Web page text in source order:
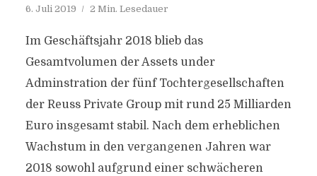
6. Juli 2019 2 Min. Lesedauer
Im Geschäftsjahr 2018 blieb das
Gesamtvolumen der Assets under
Adminstration der fünf Tochtergesellschaften
der Reuss Private Group mit rund 25 Milliarden
Euro insgesamt stabil. Nach dem erheblichen
Wachstum in den vergangenen Jahren war
2018 sowohl aufgrund einer schwächeren